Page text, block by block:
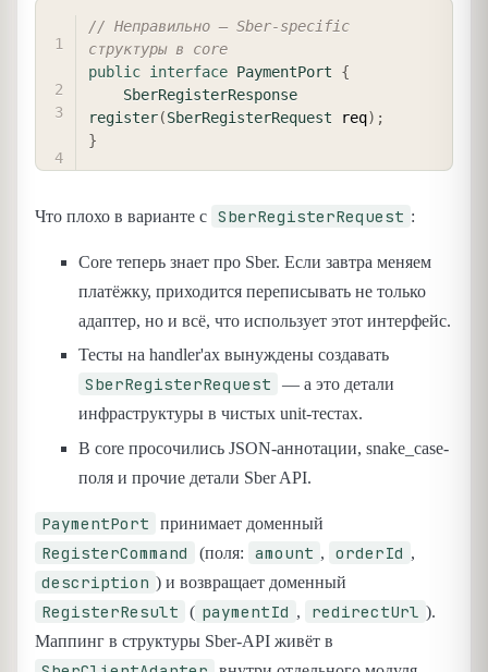
// Неправильно — Sber-specific
структуры в core
public interface PaymentPort
{
SberRegisterResponse
register(SberRegisterRequest req) ;
}
Что плохо в варианте с SberRegisterRequest :
Core теперь знает про Sber. Если завтра меняем
платёжку, приходится переписывать не только
адаптер, но и всё, что использует этот интерфейс.
Тесты на handler'ах вынуждены создавать
SberRegisterRequest
— а это детали
инфраструктуры в чистых unit-тестах.
В core просочились JSON-аннотации, snake_case-
поля и прочие детали Sber API.
PaymentPort принимает доменный
RegisterCommand (поля: amount , orderId ,
description ) и возвращает доменный
RegisterResult ( paymentId , redirectUrl ).
Маппинг в структуры Sber-API живёт в